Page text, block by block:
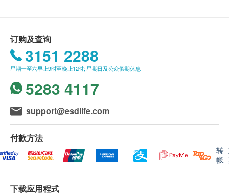
LED蓝光
瓶子容量：300ml
喷雾距离：1.5~2m
产品功率：15W
电池容量：2600mAh
尺寸：22.3 x 19.2 x 6.5cm
IPX4防水标凖
颜色：蓝金
适用溶液：LBS离子水、次氯酸水、消毒液
时间不设选择，星期日并不提供派送服务。
因资讯不足无法配送的滞留订单将会被配送方保留，
直至配送方联络香港洁净水有限公司。香港洁净水有
限公司将会以电子邮件的形式通知用户，请回覆信箱
中的邮件或联系客服人员。逾期5日未能得到回覆的
订单香港洁净水有限公司将安排返回仓库及退款。
送货地区:
香港岛、九龙、新界及离岛：大屿山地区（东涌／愉
景湾／赤腊角／香港迪士尼／马湾)
岛遍远地区（梅窝／贝澳／长沙／塘福／石壁／昂坪
订购及查询
3151 2288
星期一至六早上9时至晚上12时; 星期日及公众假期休息
5283 4117
support@esdlife.com
付款方法
转
帐
下载应用程式